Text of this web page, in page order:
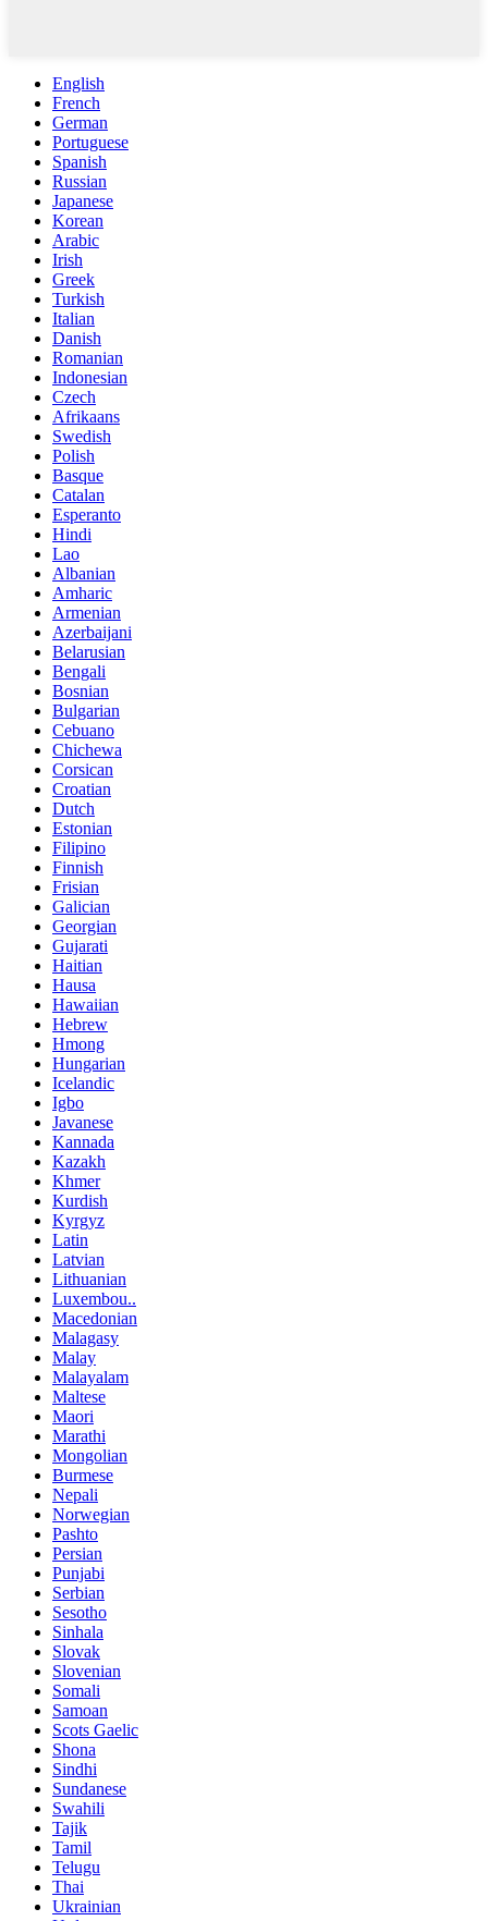
English
French
German
Portuguese
Spanish
Russian
Japanese
Korean
Arabic
Irish
Greek
Turkish
Italian
Danish
Romanian
Indonesian
Czech
Afrikaans
Swedish
Polish
Basque
Catalan
Esperanto
Hindi
Lao
Albanian
Amharic
Armenian
Azerbaijani
Belarusian
Bengali
Bosnian
Bulgarian
Cebuano
Chichewa
Corsican
Croatian
Dutch
Estonian
Filipino
Finnish
Frisian
Galician
Georgian
Gujarati
Haitian
Hausa
Hawaiian
Hebrew
Hmong
Hungarian
Icelandic
Igbo
Javanese
Kannada
Kazakh
Khmer
Kurdish
Kyrgyz
Latin
Latvian
Lithuanian
Luxembou..
Macedonian
Malagasy
Malay
Malayalam
Maltese
Maori
Marathi
Mongolian
Burmese
Nepali
Norwegian
Pashto
Persian
Punjabi
Serbian
Sesotho
Sinhala
Slovak
Slovenian
Somali
Samoan
Scots Gaelic
Shona
Sindhi
Sundanese
Swahili
Tajik
Tamil
Telugu
Thai
Ukrainian